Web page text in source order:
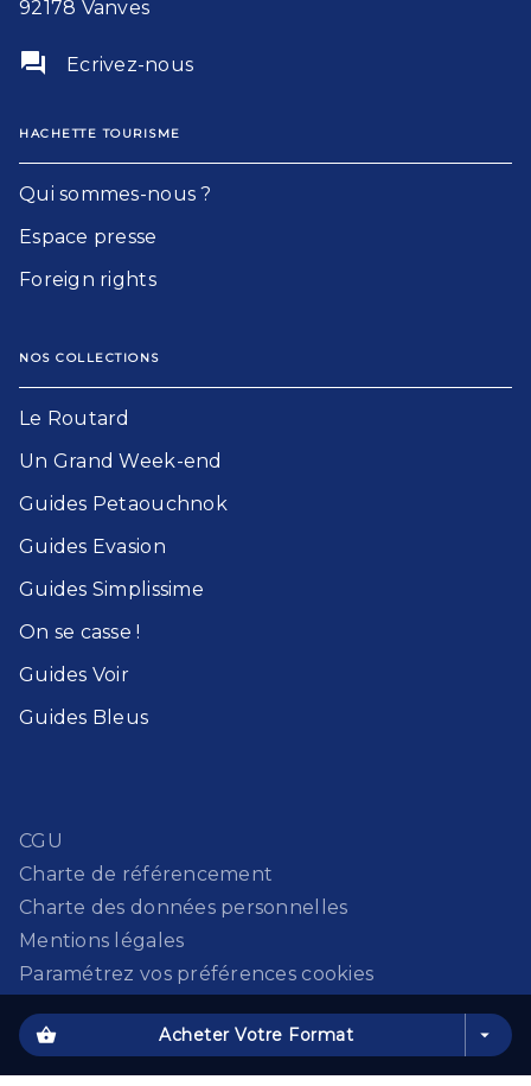
shopping_basket Acheter Votre Format arrow_drop_down
92178 Vanves
question_answer Ecrivez-nous
HACHETTE TOURISME
Qui sommes-nous ?
Espace presse
Foreign rights
NOS COLLECTIONS
Le Routard​
Un Grand Week-end​
Guides Petaouchnok​
Guides Evasion​
Guides Simplissime​
On se casse !​
Guides Voir​
Guides Bleu​s
CGU
Charte de référencement
Charte des données personnelles
Mentions légales
Paramétrez vos préférences cookies